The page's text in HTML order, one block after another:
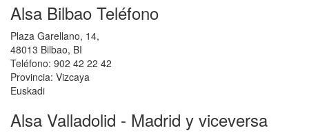
Alsa Bilbao Teléfono
Plaza Garellano, 14,
48013 Bilbao, BI
Teléfono: 902 42 22 42
Provincia: Vizcaya
Euskadi
Alsa Valladolid - Madrid y viceversa